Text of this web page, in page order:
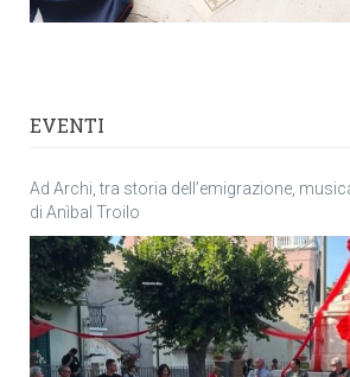
EVENTI
Ad Archi, tra storia dell’emigrazione,
di Anìbal Troilo